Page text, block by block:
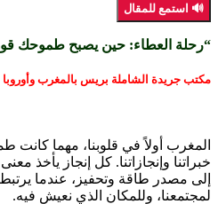
🔊 استمع للمقال
“رحلة العطاء: حين يصبح طموحك
مكتب جريدة الشاملة بريس بالمغرب وأوروبا
المغرب أولاً في قلوبنا، مهما كانت
خبراتنا وإنجازاتنا. كل إنجاز يأخذ
إلى مصدر طاقة وتحفيز، عندما
لمجتمعنا، وللمكان الذي نعيش فيه.